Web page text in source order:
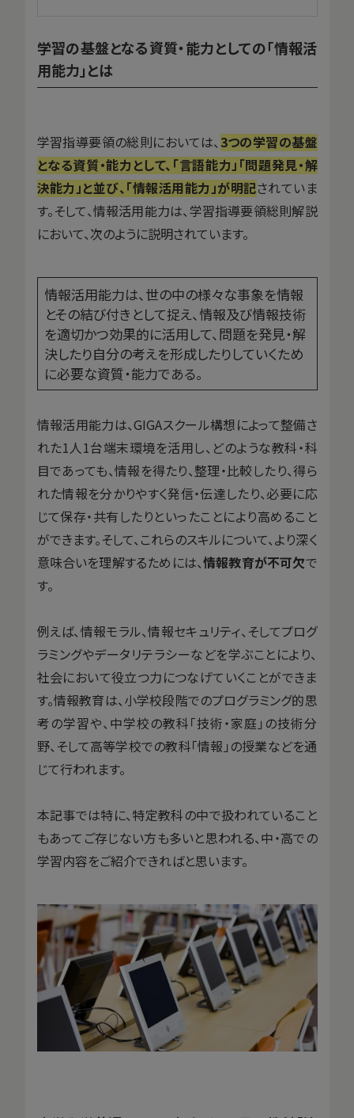
学習の基盤となる資質・能力としての「情報活
用能力」とは
学習指導要領の総則においては、 3つの学習の基盤
となる資質・能力として、「言語能力」「問題発見・解
決能力」と並び、「情報活用能力」が明記されていま
す。そして、情報活用能力は、学習指導要領総則解説
において、次のように説明されています。
情報活用能力は、世の中の様々な事象を情報
とその結び付きとして捉え、情報及び情報技術
を適切かつ効果的に活用して、問題を発見・解
決したり自分の考えを形成したりしていくため
に必要な資質・能力である。
情報活用能力は、GIGAスクール構想によって整備さ
れた1人1台端末環境を活用し、どのような教科・科
目であっても、情報を得たり、整理・比較したり、得ら
れた情報を分かりやすく発信・伝達したり、必要に応
じて保存・共有したりといったことにより高めること
ができます。そして、これらのスキルについて、より深く
意味合いを理解するためには、情報教育が不可欠で
す。
例えば、情報モラル、情報セキュリティ、そしてプログ
ラミングやデータリテラシーなどを学ぶことにより、
社会において役立つ力につなげていくことができま
す。情報教育は、小学校段階でのプログラミング的思
考の学習や、中学校の教科「技術・家庭」の技術分
野、そして高等学校での教科「情報」の授業などを通
じて行われます。
本記事では特に、特定教科の中で扱われていること
もあってご存じない方も多いと思われる、中・高での
学習内容をご紹介できればと思います。